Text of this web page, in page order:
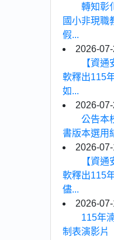
轉知彰
國小非現職
假...
2026-
【資
軟釋出115
如...
2026-
公告本
書版本選用
2026-
【資
軟釋出115
儘...
2026-
115年
制表演影片